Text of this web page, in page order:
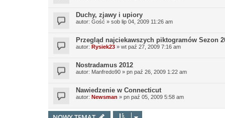
Duchy, zjawy i upiory
autor: Gość » sob lip 04, 2009 11:26 am
Przegląd najciekawszych piktogramów Sezon
autor: Rysiek23 » wt paź 27, 2009 7:16 am
Nostradamus 2012
autor: Manfredo90 » pn paź 26, 2009 1:22 am
Nawiedzenie w Connecticut
autor: Newsman » pn paź 05, 2009 5:58 am